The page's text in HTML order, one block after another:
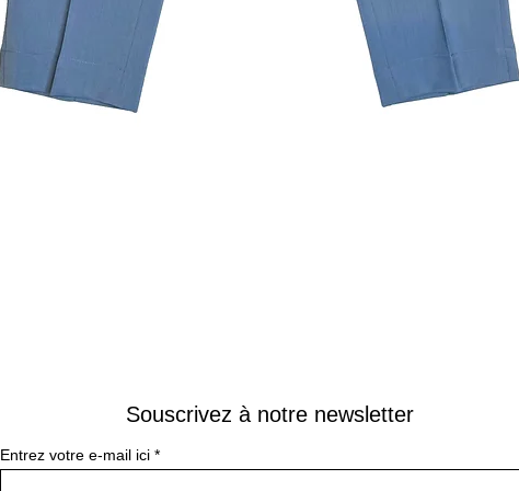
Souscrivez à notre newsletter
Entrez votre e-mail ici